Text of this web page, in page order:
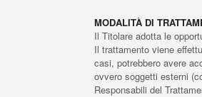
MODALITÀ DI
Il Titolare adotta le
Il trattamento viene
casi, potrebbero avere
ovvero soggetti esterni
Responsabili del